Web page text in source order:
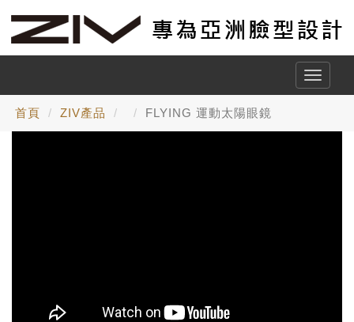
Toggle
首頁 ZIV產品 FLYING 運動太陽眼鏡